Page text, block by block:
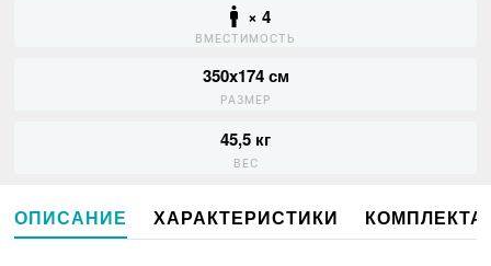
× 4
ВМЕСТИМОСТЬ
350x174 см
РАЗМЕР
45,5 кг
ВЕС
ОПИСАНИЕ ХАРАКТЕРИСТИКИ